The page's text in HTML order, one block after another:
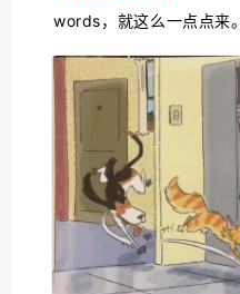
words，就这么一点点来。